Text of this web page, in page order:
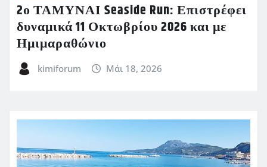
2ο ΤΑΜΥΝΑΙ Seaside Run: Επιστρέφει
δυναμικά 11 Οκτωβρίου 2026 και με
Ημιμαραθώνιο
kimiforum Μάι 18, 2026